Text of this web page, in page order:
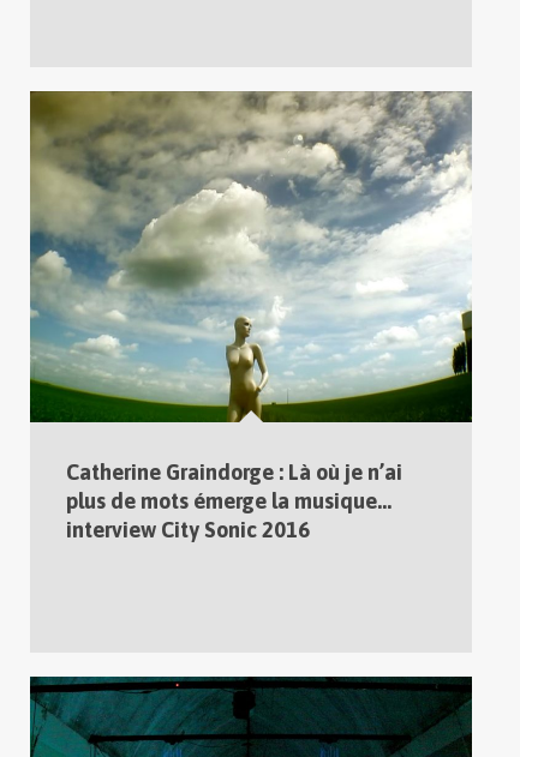
Catherine Graindorge : Là où je n’ai
plus de mots émerge la musique…
interview City Sonic 2016